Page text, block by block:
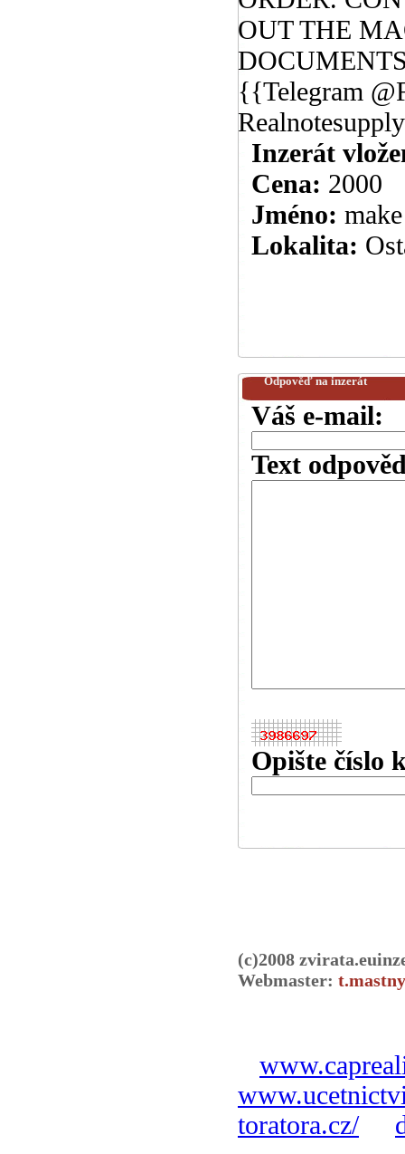
OUT THE
{{Telegram
Inzerát
Cena: 2000
Jméno:
Lokalita:
Odpověď na inzerát
Váš e-mail:
Text
Opište číslo
(c)2008
Webmaster:
toratora.cz/